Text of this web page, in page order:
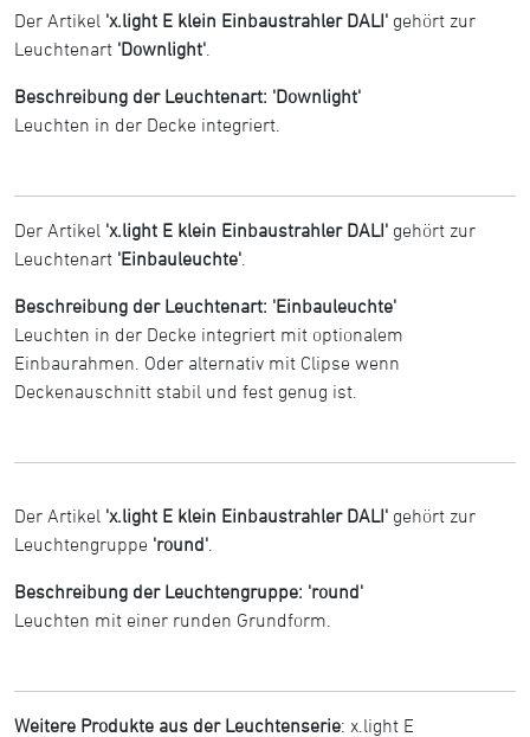
Der Artikel 'x.light E klein Einbaustrahler DALI' gehört zur
Leuchtenart 'Downlight'
Beschreibung der Leuchtenart: 'Downlight'
Leuchten in der Decke integriert.
Der Artikel 'x.light E klein Einbaustrahler DALI' gehört zur
Leuchtenart 'Einbauleuchte'
Beschreibung der Leuchtenart: 'Einbauleuchte'
Leuchten in der Decke integriert mit optionalem
Einbaurahmen. Oder alternativ mit Clipse wenn
Deckenauschnitt stabil und fest genug ist.
Der Artikel 'x.light E klein Einbaustrahler DALI' gehört zur
Leuchtengruppe 'round'
Beschreibung der Leuchtengruppe: 'round'
Leuchten mit einer runden Grundform.
Weitere Produkte aus der Leuchtenserie: x.light E